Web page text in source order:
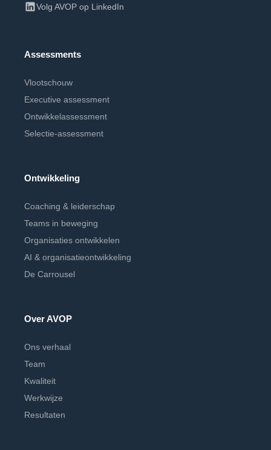
Volg AVOP op LinkedIn
Assessments
Vlootschouw
Executive assessment
Ontwikkelassessment
Selectie-assessment
Ontwikkeling
Coaching & leiderschap
Teams in beweging
Organisaties ontwikkelen
AI & organisatieontwikkeling
De Carrousel
Over AVOP
Ons verhaal
Team
Kwaliteit
Werkwijze
Resultaten